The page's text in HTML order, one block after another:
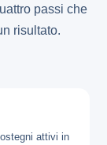
passi che
risultato.
attivi in